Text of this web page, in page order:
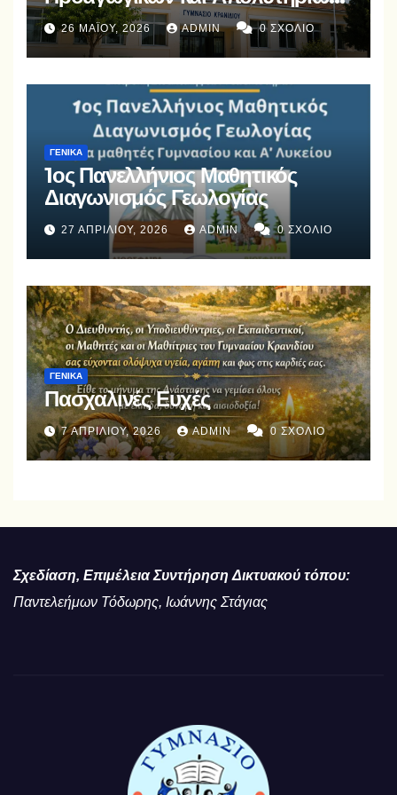
Εξετάσεων Ιουνίου 2026
26 ΜΑΪ́ΟΥ, 2026 ADMIN 0 ΣΧΌΛΙΟ
ΓΕΝΙΚΆ
1ος Πανελλήνιος Μαθητικός
Διαγωνισμός Γεωλογίας
27 ΑΠΡΙΛΊΟΥ, 2026 ADMIN 0 ΣΧΌΛΙΟ
ΓΕΝΙΚΆ
Πασχαλινές Ευχές
7 ΑΠΡΙΛΊΟΥ, 2026 ADMIN 0 ΣΧΌΛΙΟ
Σχεδίαση, Επιμέλεια Συντήρηση Δικτυακού τόπου:
Παντελεήμων Τόδωρης, Ιωάννης Στάγιας